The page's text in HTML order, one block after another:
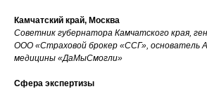
Камчатский край, Москва
Советник губернатора Камчатского края,
ООО «Страховой брокер «ССГ», основатель
медицины «ДаМыСмогли»
Сфера экспертизы